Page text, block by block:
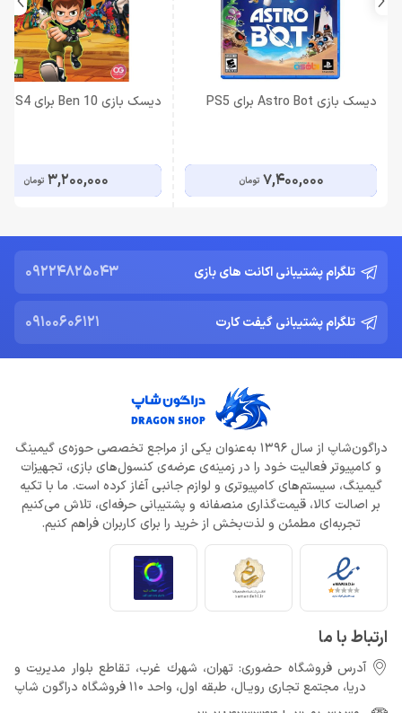
دیسک بازی Astro Bot برای PS5
7,400,000 تومان
دیسک بازی Ben 10 برای PS4
3,200,000 تومان
تلگرام پشتیبانی اکانت های بازی 09224825043
تلگرام پشتیبانی گیفت کارت 09100606121
دراگون‌شاپ از سال 1396 به‌عنوان یکی از مراجع تخصصی حوزه‌ی گیمینگ
و کامپیوتر فعالیت خود را در زمینه‌ی عرضه‌ی کنسول‌های بازی، تجهیزات
گیمینگ، سیستم‌های کامپیوتری و لوازم جانبی آغاز کرده است. ما با تکیه
بر اصالت کالا، قیمت‌گذاری منصفانه و پشتیبانی حرفه‌ای، تلاش می‌کنیم
تجربه‌ای مطمئن و لذت‌بخش از خرید را برای کاربران فراهم کنیم.
ارتباط با ما
آدرس فروشگاه حضوری: تهران، شهرك غرب، تقاطع بلوار مدیریت و
دريا، مجتمع تجارى رويـال، طبقه اول، واحد 110 فروشگاه دراگون شاپ